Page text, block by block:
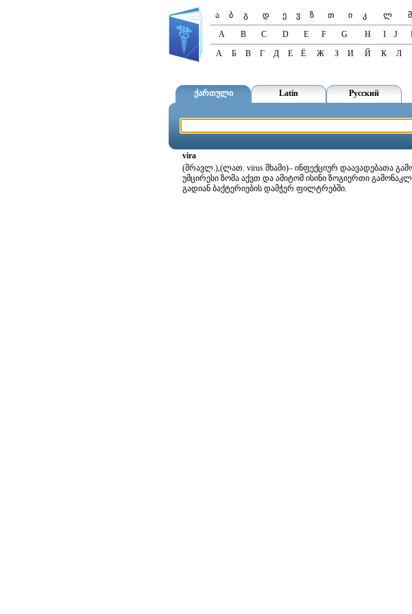
ა ბ გ დ ე ვ ზ თ ი კ ლ მ
A
B C D E F G H I J
А
Б В Г Д Е Ё Ж З И Й К Л
ქართული Latin Русский
vira
(მრავლ.),(ლათ. virus შხამი)– ინფექციურ დაავადებათა
უმცირესი ზომა აქვთ და ამიტომ ისინი ზოგიერთი
გადიან ბაქტერიების დამჭერ ფილტრებში.